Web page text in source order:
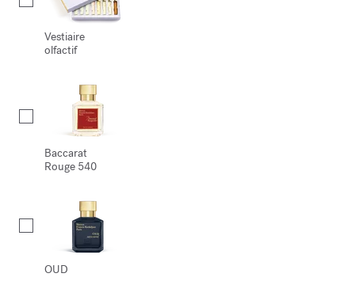
Vestiaire
olfactif
Baccarat
Rouge 540
OUD